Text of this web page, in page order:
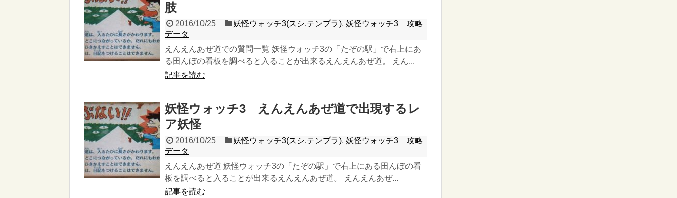
肢
2016/10/25 妖怪ウォッチ3(スシ.テンプラ),妖怪ウォッチ3 攻略
データ
えんえんあぜ道での質問一覧 妖怪ウォッチ3の「たぞの駅」で右上にあ
る田んぼの看板を調べると入ることが出来るえんえんあぜ道。 えん...
記事を読む
妖怪ウォッチ3 えんえんあぜ道で出現するレ
ア妖怪
2016/10/25 妖怪ウォッチ3(スシ.テンプラ),妖怪ウォッチ3 攻略
データ
えんえんあぜ道 妖怪ウォッチ3の「たぞの駅」で右上にある田んぼの看
板を調べると入ることが出来るえんえんあぜ道。 えんえんあぜ...
記事を読む